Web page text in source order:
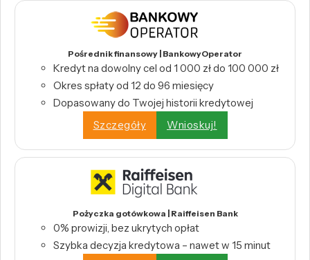
Pośrednik finansowy | BankowyOperator
Kredyt na dowolny cel od 1 000 zł do 100 000 zł
Okres spłaty od 12 do 96 miesięcy
Dopasowany do Twojej historii kredytowej
Szczegóły
Wnioskuj!
Pożyczka gotówkowa | Raiffeisen Bank
0% prowizji, bez ukrytych opłat
Szybka decyzja kredytowa – nawet w 15 minut